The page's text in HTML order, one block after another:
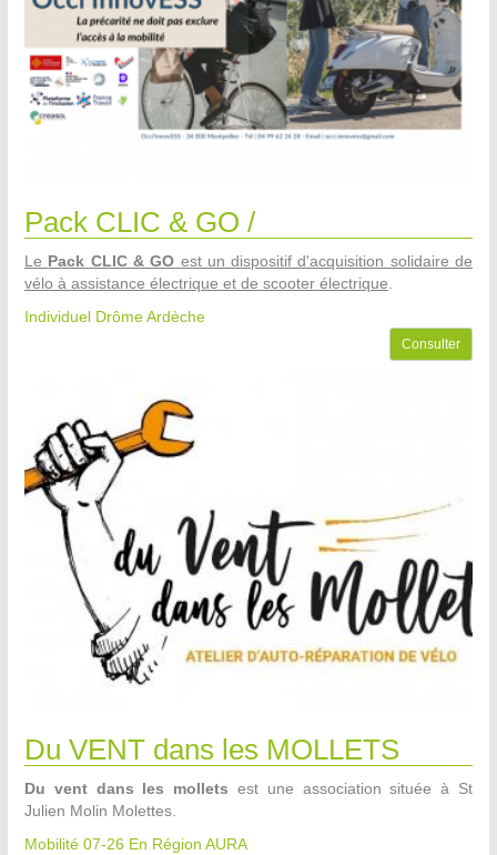
Pack CLIC & GO /
Le Pack CLIC & GO est un dispositif d'acquisition solidaire de
vélo à assistance électrique et de scooter électrique.
Individuel Drôme Ardèche
Consulter
Du VENT dans les MOLLETS
Du vent dans les mollets est une association située à St
Julien Molin Molettes.
Mobilité 07-26 En Région AURA